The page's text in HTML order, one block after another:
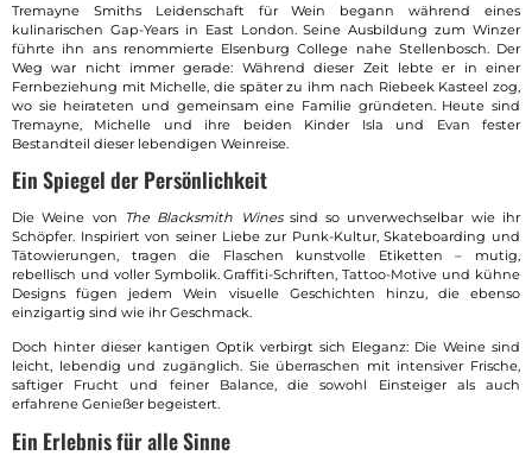
Tremayne Smiths Leidenschaft für Wein begann während eines
kulinarischen Gap-Years in East London. Seine Ausbildung zum Winzer
führte ihn ans renommierte Elsenburg College nahe Stellenbosch. Der
Weg war nicht immer gerade: Während dieser Zeit lebte er in einer
Fernbeziehung mit Michelle, die später zu ihm nach Riebeek Kasteel zog,
wo sie heirateten und gemeinsam eine Familie gründeten. Heute sind
Tremayne, Michelle und ihre beiden Kinder Isla und Evan fester
Bestandteil dieser lebendigen Weinreise.
Ein Spiegel der Persönlichkeit
Die Weine von The Blacksmith Winessind so unverwechselbar wie ihr
Schöpfer. Inspiriert von seiner Liebe zur Punk-Kultur, Skateboarding und
Tätowierungen, tragen die Flaschen kunstvolle Etiketten – mutig,
rebellisch und voller Symbolik. Graffiti-Schriften, Tattoo-Motive und kühne
Designs fügen jedem Wein visuelle Geschichten hinzu, die ebenso
einzigartig sind wie ihr Geschmack.
Doch hinter dieser kantigen Optik verbirgt sich Eleganz: Die Weine sind
leicht, lebendig und zugänglich. Sie überraschen mit intensiver Frische,
saftiger Frucht und feiner Balance, die sowohl Einsteiger als auch
erfahrene Genießer begeistert.
Ein Erlebnis für alle Sinne